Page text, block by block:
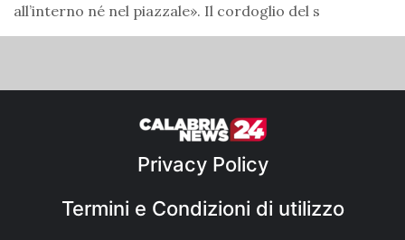
all’interno né nel piazzale». Il cordoglio del s
Privacy Policy
Termini e Condizioni di utilizzo